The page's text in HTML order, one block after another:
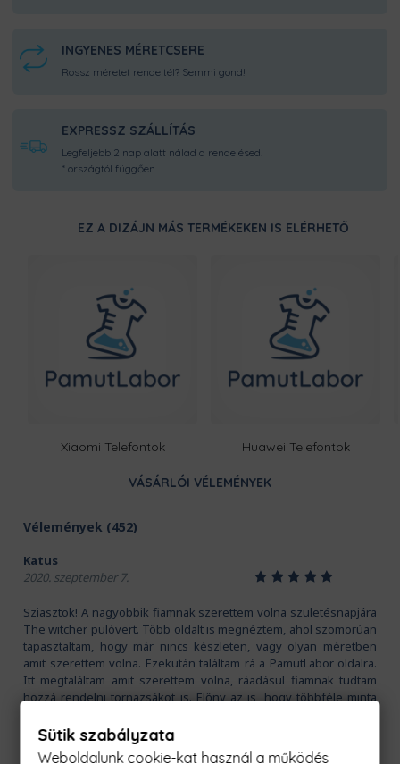
INGYENES MÉRETCSERE
Rossz méretet rendeltél? Semmi gond!
EXPRESSZ SZÁLLÍTÁS
Legfeljebb 2 nap alatt nálad a rendelésed!
* országtól függően
EZ A DIZÁJN MÁS TERMÉKEKEN IS ELÉRHETŐ
Xiaomi Telefontok Huawei Telefontok
VÁSÁRLÓI VÉLEMÉNYEK
Vélemények (452)
Katus
2020. szeptember 7.
12345
Sziasztok! A nagyobbik fiamnak szerettem volna születésnapjára
The witcher pulóvert. Több oldalt is megnéztem, ahol szomorúan
tapasztaltam, hogy már nincs készleten, vagy olyan méretben
amit szerettem volna. Ezekután találtam rá a PamutLabor oldalra.
Itt megtaláltam amit szerettem volna, ráadásul fiamnak tudtam
hozzá rendelni tornazsákot is. Előny az is, hogy többféle minta
Mindenkinek csak ajánlani tudom! Visszatértő vásárló leszek! :)
Köszönöm
Sütik szabályzata
Weboldalunk cookie-kat használ a működés